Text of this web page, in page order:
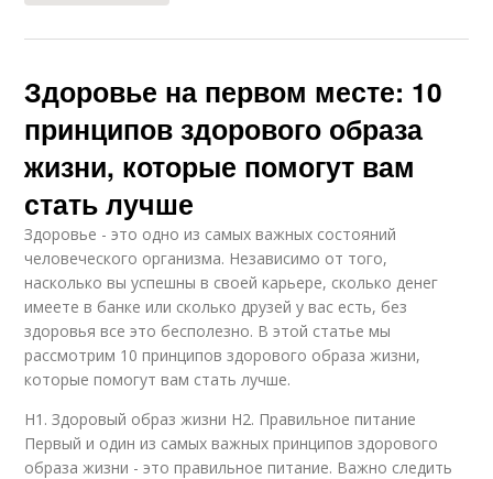
Здоровье на первом месте: 10
принципов здорового образа
жизни, которые помогут вам
стать лучше
Здоровье - это одно из самых важных состояний
человеческого организма. Независимо от того,
насколько вы успешны в своей карьере, сколько денег
имеете в банке или сколько друзей у вас есть, без
здоровья все это бесполезно. В этой статье мы
рассмотрим 10 принципов здорового образа жизни,
которые помогут вам стать лучше.
H1. Здоровый образ жизни H2. Правильное питание
Первый и один из самых важных принципов здорового
образа жизни - это правильное питание. Важно следить